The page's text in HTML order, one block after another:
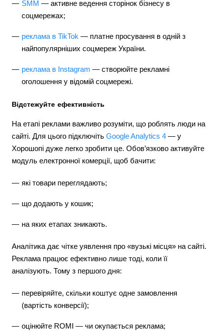
SMM — активне ведення сторінок бізнесу в
соцмережах;
реклама в TikTok — платне просування в одній з
найпопулярніших соцмереж України.
реклама в Instagram — створюйте рекламні
оголошення у відомій соцмережі.
Відстежуйте ефективність
На етапі реклами важливо розуміти, що роблять люди на
сайті. Для цього підключіть Google Analytics 4 — у
Хорошопі дуже легко зробити це. Обов’язково активуйте
модуль електронної комерції, щоб бачити:
які товари переглядають;
що додають у кошик;
на яких етапах зникають.
Аналітика дає чітке уявлення про «вузькі місця» на сайті.
Реклама працює ефективно лише тоді, коли її
аналізують. Тому з першого дня:
перевіряйте, скільки коштує одне замовлення
(вартість конверсії);
оцінюйте ROMI — чи окупається реклама;